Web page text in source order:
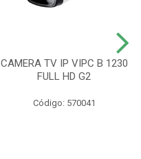
CAMERA TV IP VIPC B 1230
FULL HD G2
Código: 570041